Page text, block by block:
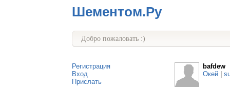
Шементом.Ру
Добро пожаловать :)
Регистрация
Вход
Прислать
bafdew
Окей